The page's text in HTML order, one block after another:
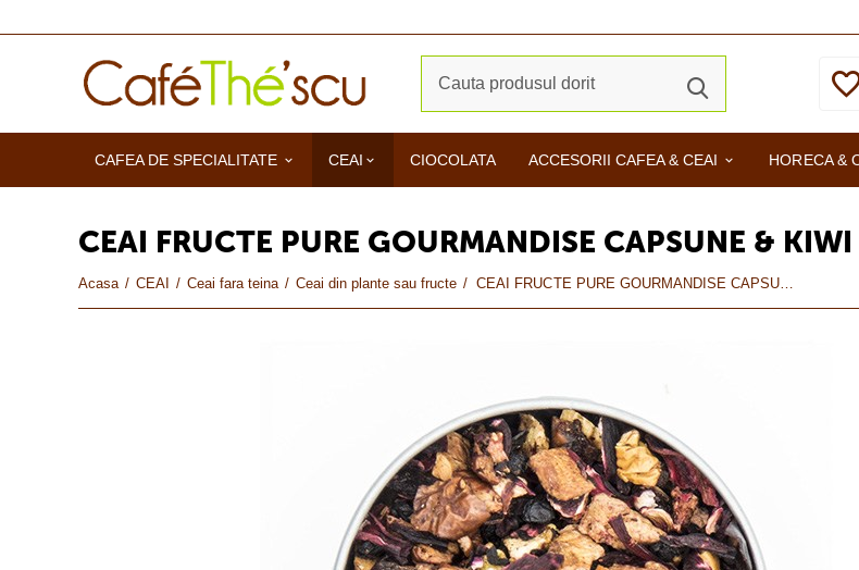
CAFEA DE SPECIALITATE CEAI CIOCOLATA ACCESORII CAFEA & CEAI HORECA &
CEAI FRUCTE PURE GOURMANDISE CAPSUNE &
Acasa / CEAI / Ceai fara teina / Ceai din plante sau fructe / CEAI FRUCTE PURE GOURMANDISE CAPSUNE & KIWI - 100g